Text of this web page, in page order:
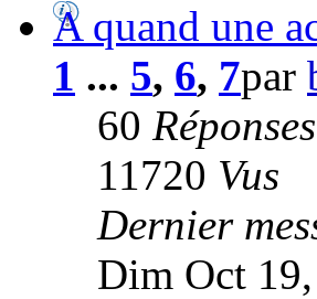
A quand une
1 ... 5, 6, 7par
60 Réponses
11720 Vus
Dernier
Dim Oct